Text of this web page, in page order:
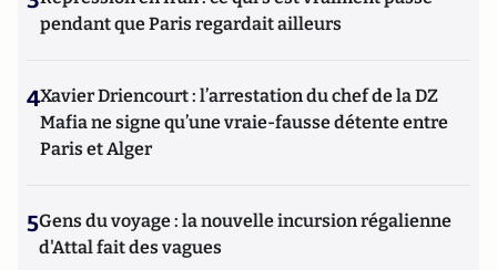
pendant que Paris regardait ailleurs
4Xavier Driencourt : l’arrestation du chef de la DZ
Mafia ne signe qu’une vraie-fausse détente entre
Paris et Alger
5Gens du voyage : la nouvelle incursion régalienne
d'Attal fait des vagues